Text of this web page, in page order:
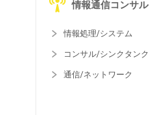
情報通信コンサル
情報処理/システム
コンサル/シンクタンク
通信/ネットワーク